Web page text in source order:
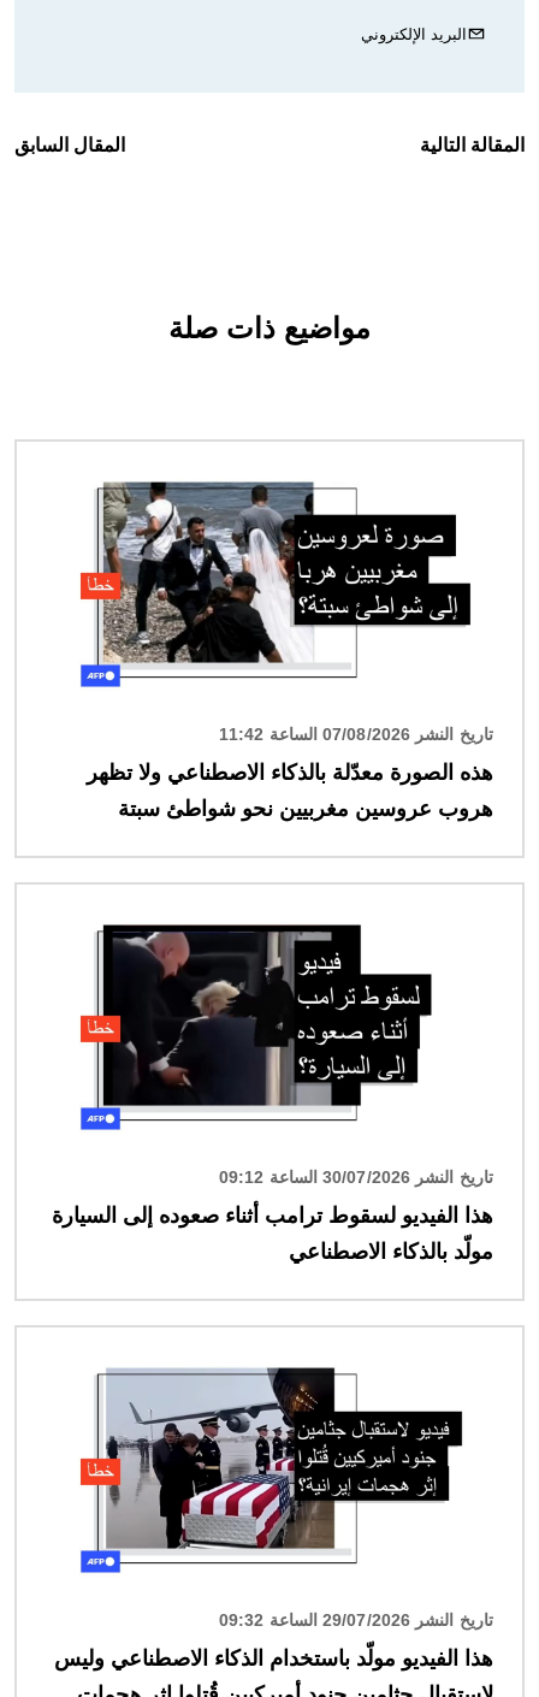
البريد الإلكتروني
المقالة التالية المقال السابق
مواضيع ذات صلة
تاريخ النشر 07/08/2026 الساعة 11:42
هذه الصورة معدّلة بالذكاء الاصطناعي ولا تظهر
هروب عروسين مغربيين نحو شواطئ سبتة
تاريخ النشر 30/07/2026 الساعة 09:12
هذا الفيديو لسقوط ترامب أثناء صعوده إلى السيارة
مولّد بالذكاء الاصطناعي
تاريخ النشر 29/07/2026 الساعة 09:32
هذا الفيديو مولّد باستخدام الذكاء الاصطناعي وليس